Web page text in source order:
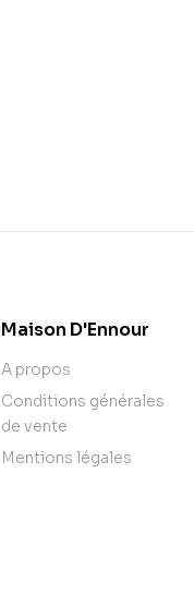
Maison D'Ennour
A propos
Conditions générales
de vente
Mentions légales